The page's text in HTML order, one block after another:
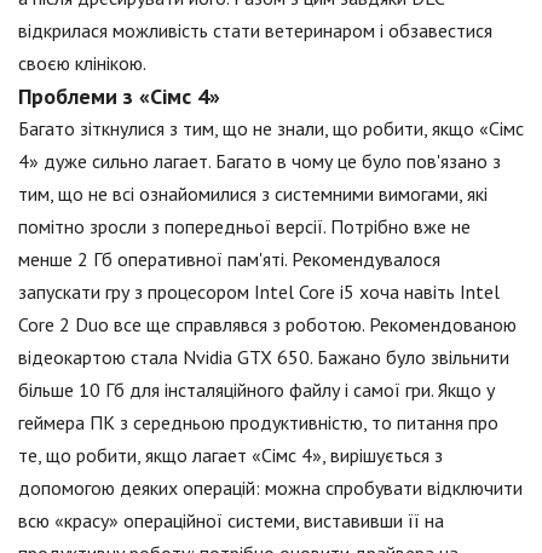
відкрилася можливість стати ветеринаром і обзавестися
своєю клінікою.
Проблеми з «Сімс 4»
Багато зіткнулися з тим, що не знали, що робити, якщо «Сімс
4» дуже сильно лагает. Багато в чому це було пов'язано з
тим, що не всі ознайомилися з системними вимогами, які
помітно зросли з попередньої версії. Потрібно вже не
менше 2 Гб оперативної пам'яті. Рекомендувалося
запускати гру з процесором Intel Core i5 хоча навіть Intel
Core 2 Duo все ще справлявся з роботою. Рекомендованою
відеокартою стала Nvidia GTX 650. Бажано було звільнити
більше 10 Гб для інсталяційного файлу і самої гри. Якщо у
геймера ПК з середньою продуктивністю, то питання про
те, що робити, якщо лагает «Сімс 4», вирішується з
допомогою деяких операцій: можна спробувати відключити
всю «красу» операційної системи, виставивши її на